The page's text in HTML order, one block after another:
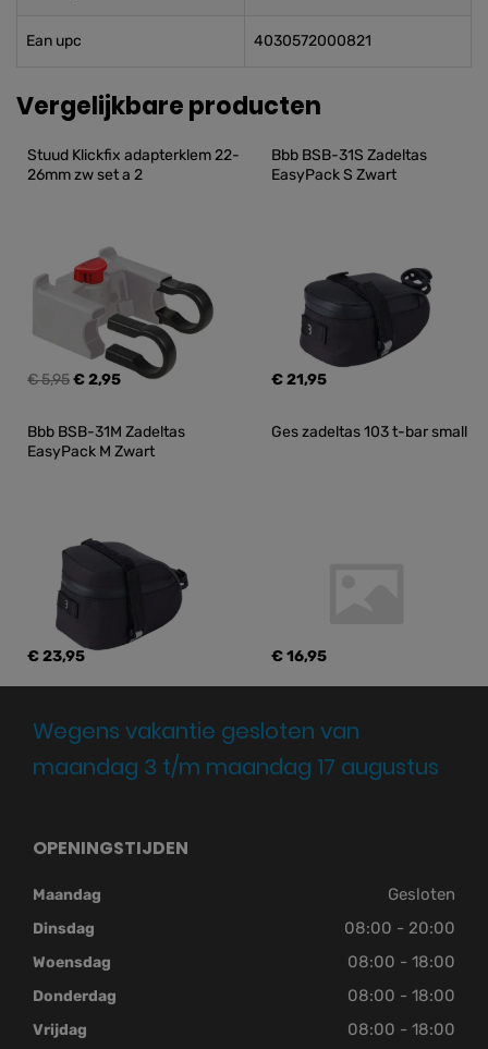
Ean upc 4030572000821
Vergelijkbare producten
Stuud Klickfix adapterklem 22-
26mm zw set a 2
€ 5,95€ 2,95
Bbb BSB-31S Zadeltas
EasyPack S Zwart
€ 21,95
Bbb BSB-31M Zadeltas
EasyPack M Zwart
€ 23,95
Ges zadeltas 103 t-bar small
€ 16,95
Wegens vakantie gesloten van
maandag 3 t/m maandag 17 augustus
OPENINGSTIJDEN
Maandag Gesloten
Dinsdag 08:00 - 20:00
Woensdag 08:00 - 18:00
Donderdag 08:00 - 18:00
Vrijdag 08:00 - 18:00